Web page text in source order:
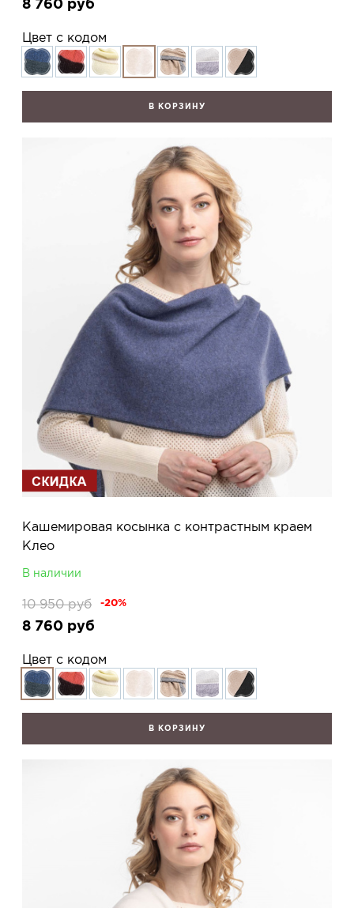
Цвет с кодом
В КОРЗИНУ
Кашемировая косынка с контрастным краем
Клео
В наличии
10 950 руб -20%
8 760 руб
Цвет с кодом
В КОРЗИНУ